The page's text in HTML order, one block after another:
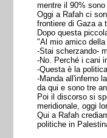
mentre il 90%
Oggi a Rafah ci
frontiere di Gaza a
Dopo questa
"Al mio amico
-Stai scherzando-
-No. Perché i cani
-Questa è la
-Manda all'inferno
da qui e sono tre
Poi il discorso si
meridionale, oggi
Qui a Rafah
politiche in